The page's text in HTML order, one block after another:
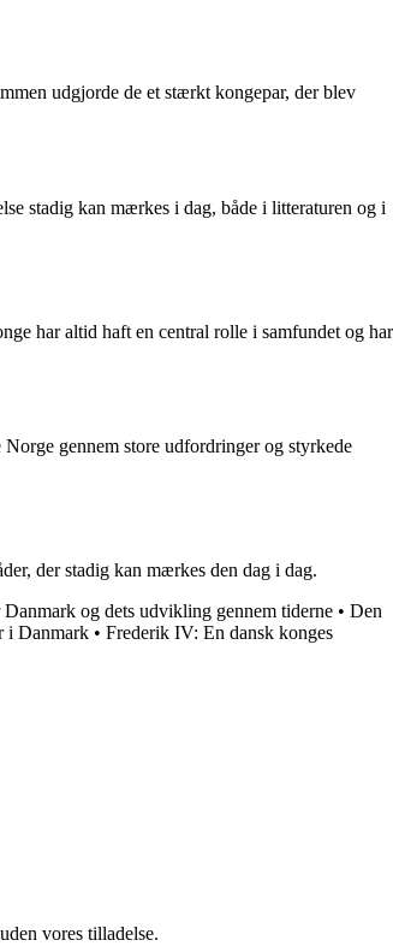
udgjorde de et stærkt kongepar, der blev
stadig kan mærkes i dag, både i litteraturen og i
har altid haft en central rolle i samfundet og har
gennem store udfordringer og styrkede
der stadig kan mærkes den dag i dag.
og dets udvikling gennem tiderne • Den
i Danmark • Frederik IV: En dansk konges
vores tilladelse.